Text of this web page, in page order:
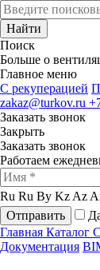
Найти
Поиск
Больше о
Главное меню
C рекуперацией
zakaz@turkov.ru
Заказать звонок
Закрыть
Заказать звонок
Работаем
Ru Ru By Kz Az
Отправить
Главная Каталог
Документация